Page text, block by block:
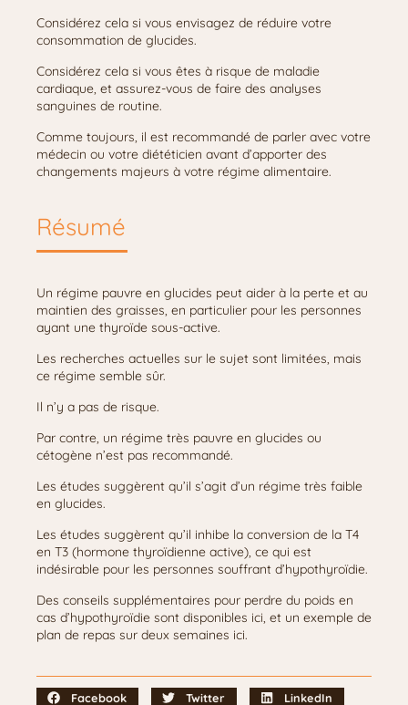
Considérez cela si vous envisagez de réduire votre
consommation de glucides.
Considérez cela si vous êtes à risque de maladie
cardiaque, et assurez-vous de faire des analyses
sanguines de routine.
Comme toujours, il est recommandé de parler avec votre
médecin ou votre diététicien avant d’apporter des
changements majeurs à votre régime alimentaire.
Résumé
Un régime pauvre en glucides peut aider à la perte et au
maintien des graisses, en particulier pour les personnes
ayant une thyroïde sous-active.
Les recherches actuelles sur le sujet sont limitées, mais
ce régime semble sûr.
Il n’y a pas de risque.
Par contre, un régime très pauvre en glucides ou
cétogène n’est pas recommandé.
Les études suggèrent qu’il s’agit d’un régime très faible
en glucides.
Les études suggèrent qu’il inhibe la conversion de la T4
en T3 (hormone thyroïdienne active), ce qui est
indésirable pour les personnes souffrant d’hypothyroïdie.
Des conseils supplémentaires pour perdre du poids en
cas d’hypothyroïdie sont disponibles ici, et un exemple de
plan de repas sur deux semaines ici.
Facebook Twitter LinkedIn